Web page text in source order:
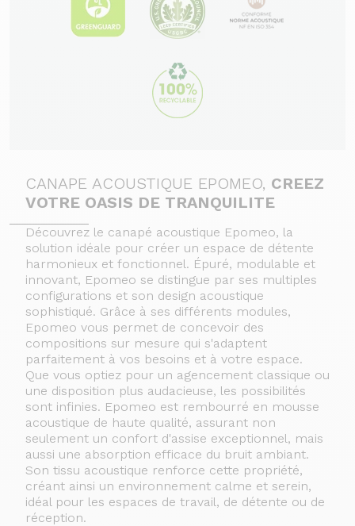
CANAPE ACOUSTIQUE EPOMEO, CREEZ
VOTRE OASIS DE TRANQUILITE
Découvrez le canapé acoustique Epomeo, la
solution idéale pour créer un espace de détente
harmonieux et fonctionnel. Épuré, modulable et
innovant, Epomeo se distingue par ses multiples
configurations et son design acoustique
sophistiqué. Grâce à ses différents modules,
Epomeo vous permet de concevoir des
compositions sur mesure qui s'adaptent
parfaitement à vos besoins et à votre espace.
Que vous optiez pour un agencement classique ou
une disposition plus audacieuse, les possibilités
sont infinies. Epomeo est rembourré en mousse
acoustique de haute qualité, assurant non
seulement un confort d'assise exceptionnel, mais
aussi une absorption efficace du bruit ambiant.
Son tissu acoustique renforce cette propriété,
créant ainsi un environnement calme et serein,
idéal pour les espaces de travail, de détente ou de
réception.